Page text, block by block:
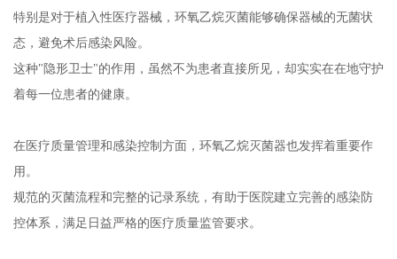
特别是对于植入性医疗器械，环氧乙烷灭菌能够确保器械的无菌状
态，避免术后感染风险。
这种"隐形卫士"的作用，虽然不为患者直接所见，却实实在在地守护
着每一位患者的健康。
在医疗质量管理和感染控制方面，环氧乙烷灭菌器也发挥着重要作
用。
规范的灭菌流程和完整的记录系统，有助于医院建立完善的感染防
控体系，满足日益严格的医疗质量监管要求。